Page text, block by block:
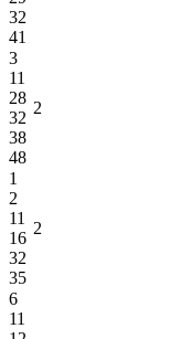
32
41
3
11
28
32
38
48
2
1
2
11
16
32
35
2
6
11